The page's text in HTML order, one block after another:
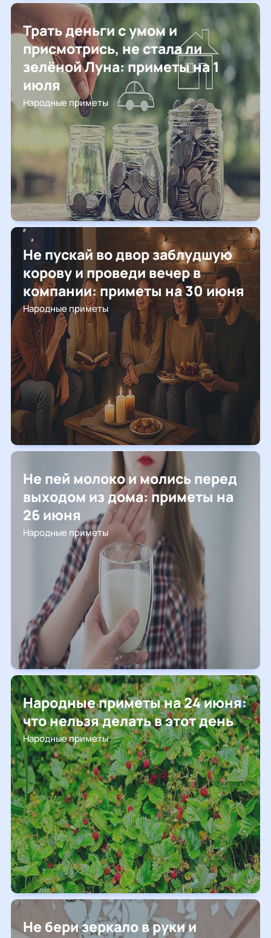
Трать деньги с умом и
присмотрись, не стала ли
зелёной Луна: приметы на 1
июля
Народные приметы
Не пускай во двор заблудшую
корову и проведи вечер в
компании: приметы на 30 июня
Народные приметы
Не пей молоко и молись перед
выходом из дома: приметы на
26 июня
Народные приметы
Народные приметы на 24 июня:
что нельзя делать в этот день
Народные приметы
Не бери зеркало в руки и